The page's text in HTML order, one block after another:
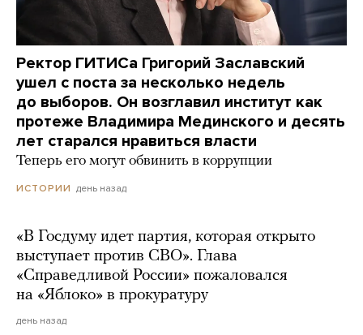
Ректор ГИТИСа Григорий Заславский
ушел с поста за несколько недель
до выборов. Он возглавил институт как
протеже Владимира Мединского и десять
лет старался нравиться власти
Теперь его могут обвинить в коррупции
ИСТОРИИ день назад
«В Госдуму идет партия, которая открыто
выступает против СВО». Глава
«Справедливой России» пожаловался
на «Яблоко» в прокуратуру
день назад